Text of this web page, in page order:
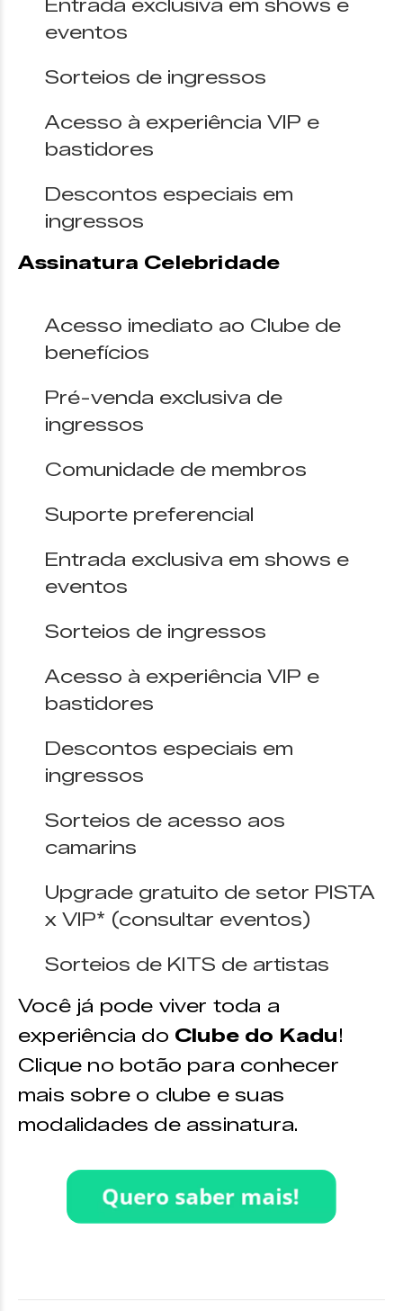
Entrada exclusiva em shows e
eventos
Sorteios de ingressos
Acesso à experiência VIP e
bastidores
Descontos especiais em
ingressos
Assinatura Celebridade
Acesso imediato ao Clube de
benefícios
Pré-venda exclusiva de
ingressos
Comunidade de membros
Suporte preferencial
Entrada exclusiva em shows e
eventos
Sorteios de ingressos
Acesso à experiência VIP e
bastidores
Descontos especiais em
ingressos
Sorteios de acesso aos
camarins
Upgrade gratuito de setor PISTA
x VIP* (consultar eventos)
Sorteios de KITS de artistas
Você já pode viver toda a
experiência do Clube do Kadu!
Clique no botão para conhecer
mais sobre o clube e suas
modalidades de assinatura.